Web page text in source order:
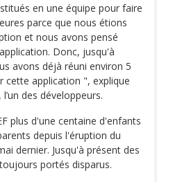
en une équipe pour faire
parce que nous étions
et nous avons pensé
Donc, jusqu'à
avons déjà réuni environ 5
cette application ", explique
des développeurs.
plus d'une centaine d'enfants
depuis l'éruption du
dernier. Jusqu'à présent des
portés disparus.